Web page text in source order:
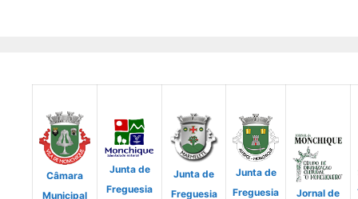
Câmara
Municipal
Junta de
Freguesia
Junta de
Freguesia
Junta de
Freguesia
Jornal de